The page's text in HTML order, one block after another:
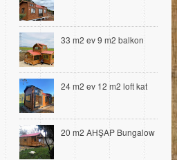
33 m2 ev 9 m2 balkon
24 m2 ev 12 m2 loft kat
20 m2 AHŞAP Bungalow